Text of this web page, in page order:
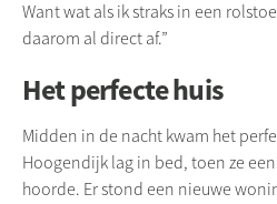
Want wat als ik straks in een
daarom al direct af.”
Het perfecte huis
Midden in de nacht kwam het
Hoogendijk lag in bed, toen ze
hoorde. Er stond een nieuwe